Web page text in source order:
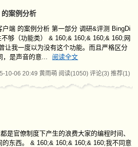
案例分析
端 的案例分析 第一部分 调研&评测 BingDi
够（功能类） & 160;& 160;& 160;& 160;网
让我一度以为没有这个功能。而且严格区分
，是声音的意...
阅读全文
10-06 20:49 黄雨萌 阅读(1050) 评论(3) 推荐(1)
是官僚制度下产生的浪费大家的编程时间、
东西。 & 160;& 160;& 160;& 160;我不同意